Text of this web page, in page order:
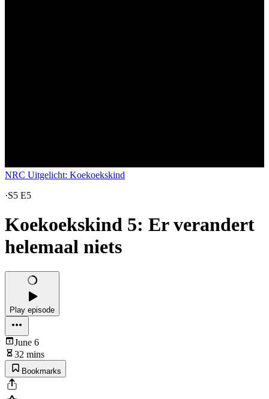
NRC Uitgelicht: Koekoekskind
·S5 E5
Koekoekskind 5: Er verandert
helemaal niets
Play episode
June 6
32 mins
Bookmarks